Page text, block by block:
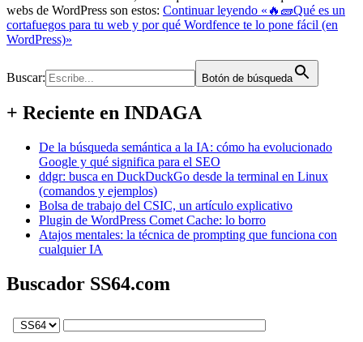
webs de WordPress son estos: Continuar leyendo «🔥🧱Qué es un
cortafuegos para tu web y por qué Wordfence te lo pone fácil (en
WordPress)»
Buscar: Botón de búsqueda
+ Reciente en INDAGA
De la búsqueda semántica a la IA: cómo ha evolucionado
Google y qué significa para el SEO
ddgr: busca en DuckDuckGo desde la terminal en Linux
(comandos y ejemplos)
Bolsa de trabajo del CSIC, un artículo explicativo
Plugin de WordPress Comet Cache: lo borro
Atajos mentales: la técnica de prompting que funciona con
cualquier IA
Buscador SS64.com